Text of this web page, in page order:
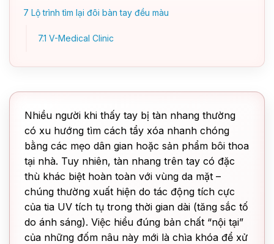
7 Lộ trình tìm lại đôi bàn tay đều màu
7.1 V-Medical Clinic
Nhiều người khi thấy tay bị tàn nhang thường
có xu hướng tìm cách tẩy xóa nhanh chóng
bằng các mẹo dân gian hoặc sản phẩm bôi thoa
tại nhà. Tuy nhiên, tàn nhang trên tay có đặc
thù khác biệt hoàn toàn với vùng da mặt –
chúng thường xuất hiện do tác động tích cực
của tia UV tích tụ trong thời gian dài (tăng sắc tố
do ánh sáng). Việc hiểu đúng bản chất “nội tại”
của những đốm nâu này mới là chìa khóa để xử